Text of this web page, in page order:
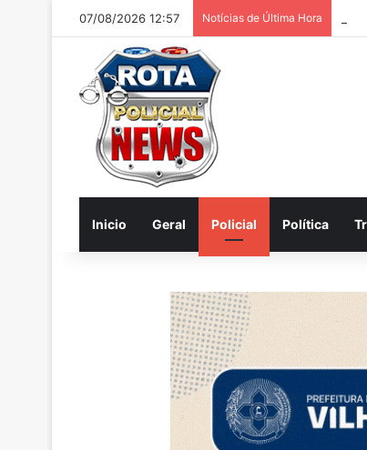
07/08/2026 12:57 Notícias de Última Hora
Inicio Geral Policial Política